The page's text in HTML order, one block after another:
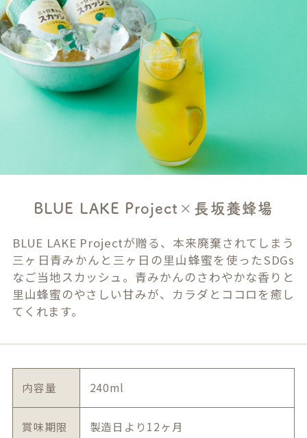
BLUE LAKE Project×長坂養蜂場
BLUE LAKE Projectが贈る、本来廃棄されてしまう
三ヶ日青みかんと三ヶ日の里山蜂蜜を使ったSDGs
なご当地スカッシュ。青みかんのさわやかな香りと
里山蜂蜜のやさしい甘みが、カラダとココロを癒し
てくれます。
内容量 240ml
賞味期限 製造日より12ヶ月